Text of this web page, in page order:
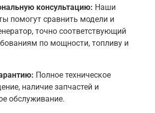
консультацию: Наши
помогут сравнить модели и
точно соответствующий
по мощности, топливу и
Полное техническое
наличие запчастей и
обслуживание.